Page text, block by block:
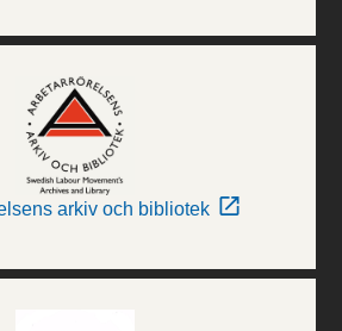
arkiv och bibliotek